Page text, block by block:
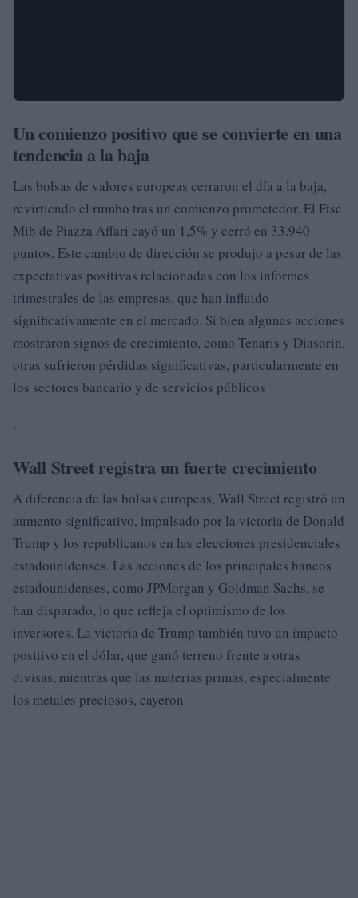
Un comienzo positivo que se convierte en una
tendencia a la baja
Las bolsas de valores europeas cerraron el día a la baja,
revirtiendo el rumbo tras un comienzo prometedor. El Ftse
Mib de Piazza Affari cayó un 1,5% y cerró en 33.940
puntos. Este cambio de dirección se produjo a pesar de las
expectativas positivas relacionadas con los informes
trimestrales de las empresas, que han influido
significativamente en el mercado. Si bien algunas acciones
mostraron signos de crecimiento, como Tenaris y Diasorin,
otras sufrieron pérdidas significativas, particularmente en
los sectores bancario y de servicios públicos
.
Wall Street registra un fuerte crecimiento
A diferencia de las bolsas europeas, Wall Street registró un
aumento significativo, impulsado por la victoria de Donald
Trump y los republicanos en las elecciones presidenciales
estadounidenses. Las acciones de los principales bancos
estadounidenses, como JPMorgan y Goldman Sachs, se
han disparado, lo que refleja el optimismo de los
inversores. La victoria de Trump también tuvo un impacto
positivo en el dólar, que ganó terreno frente a otras
divisas, mientras que las materias primas, especialmente
los metales preciosos, cayeron